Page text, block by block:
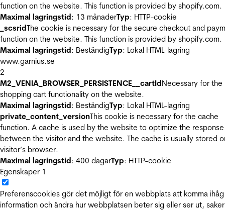
function on the website. This function is provided by shopify.com.
Maximal lagringstid: 13 månaderTyp: HTTP-cookie
_scsridThe cookie is necessary for the secure checkout and
function on the website. This function is provided by shopify.com.
Maximal lagringstid: BeständigTyp: Lokal HTML-lagring
www.garnius.se
2
M2_VENIA_BROWSER_PERSISTENCE__cartIdNecessary for the
shopping cart functionality on the website.
Maximal lagringstid: BeständigTyp: Lokal HTML-lagring
private_content_versionThis cookie is necessary for the cache
function. A cache is used by the website to optimize the
between the visitor and the website. The cache is usually stored
visitor’s browser.
Maximal lagringstid: 400 dagarTyp: HTTP-cookie
Egenskaper 1
Preferenscookies gör det möjligt för en webbplats att komma ihåg
information och ändra hur webbplatsen beter sig eller ser ut,